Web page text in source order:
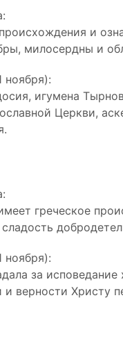
и
милосердны и
ноября):
игумена
Церкви,
греческое
ноября):
за
верности Христу